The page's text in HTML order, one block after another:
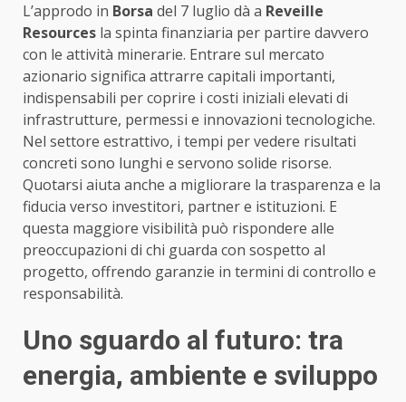
L’approdo in Borsa del 7 luglio dà a Reveille
Resources la spinta finanziaria per partire davvero
con le attività minerarie. Entrare sul mercato
azionario significa attrarre capitali importanti,
indispensabili per coprire i costi iniziali elevati di
infrastrutture, permessi e innovazioni tecnologiche.
Nel settore estrattivo, i tempi per vedere risultati
concreti sono lunghi e servono solide risorse.
Quotarsi aiuta anche a migliorare la trasparenza e la
fiducia verso investitori, partner e istituzioni. E
questa maggiore visibilità può rispondere alle
preoccupazioni di chi guarda con sospetto al
progetto, offrendo garanzie in termini di controllo e
responsabilità.
Uno sguardo al futuro: tra
energia, ambiente e sviluppo